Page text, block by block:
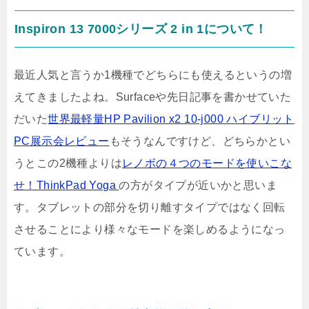
Inspiron 13 7000シリーズ 2 in 1について！
最近人気と言うか1機種でどちらにも使えるというの増
えてきましたよね。Surfaceや先日記事を書かせていた
だいた世界最軽量HP Pavilion x2 10-j000 ハイブリット
PC展示会レビュー もそうなんですけど、どちらかとい
うとこの2機種よりはレノボの４つのモードを使いこな
せ！ThinkPad Yogaの方がタイプが近いかと思いま
す。タブレットの部分を切り離すタイプではなく回転
させることにより様々なモードを楽しめるようになっ
ています。